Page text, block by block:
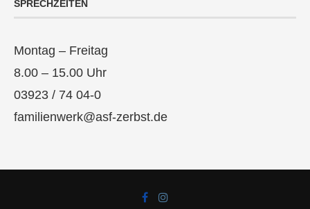
SPRECHZEITEN
Montag – Freitag
8.00 – 15.00 Uhr
03923 / 74 04-0
familienwerk@asf-zerbst.de